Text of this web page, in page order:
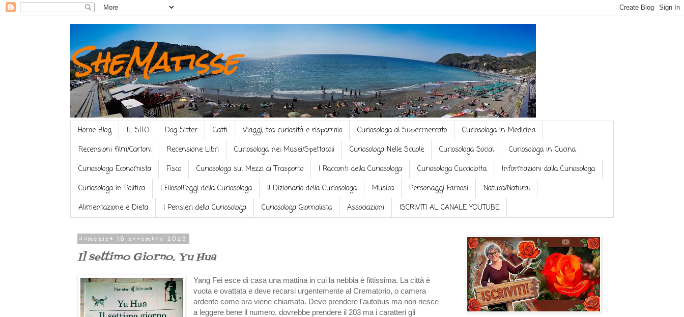
SheMatisse
Home Blog IL SITO Dog Sitter Gatti Viaggi, tra curiosità e risparmio Curiosologa al Supermercato
Curiosologa in Medicina
Recensioni film/Cartoni
Recensione Libri Curiosologa nei Musei/Spettacoli Curiosologa Nelle Scuole Curiosologa Social
Curiosologa in Cucina
Curiosologa Economista
Fisco Curiosologa sui Mezzi di Trasporto I Racconti della Curiosologa Curiosologa Cucciolotta
Informazioni dalla Curiosologa
Curiosologa in Politica
I Filosolfeggi della Curiosologa Il Dizionario della Curiosologa Musica Personaggi Famosi
Natura/Natural
Alimentazione e Dieta
I Pensieri della Curiosologa Curiosologa Giornalista Associazioni ISCRIVITI AL CANALE YOUTUBE
domenica 16 novembre 2025
Il settimo Giorno. Yu Hua
Yang Fei esce di casa una mattina in cui la nebbia è fittissima. La città è
vuota e ovattata e deve recarsi urgentemente al Crematorio, o camera
ardente come ora viene chiamata. Deve prendere l'autobus ma non riesce
a leggere bene il numero, dovrebbe prendere il 203 ma i caratteri gli